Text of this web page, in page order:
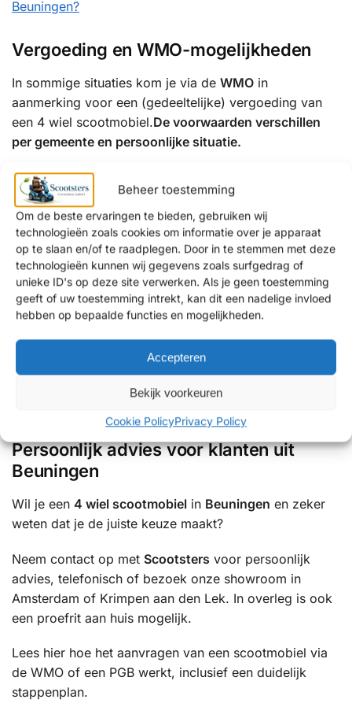
Beheer toestemming
Om de beste ervaringen te bieden, gebruiken wij
technologieën zoals cookies om informatie over je apparaat
op te slaan en/of te raadplegen. Door in te stemmen met deze
technologieën kunnen wij gegevens zoals surfgedrag of
unieke ID's op deze site verwerken. Als je geen toestemming
geeft of uw toestemming intrekt, kan dit een nadelige invloed
hebben op bepaalde functies en mogelijkheden.
Accepteren
Bekijk voorkeuren
Cookie PolicyPrivacy Policy
Beuningen?
Vergoeding en WMO-mogelijkheden
In sommige situaties kom je via de WMO in
aanmerking voor een (gedeeltelijke) vergoeding van
een 4 wiel scootmobiel.De voorwaarden verschillen
per gemeente en persoonlijke situatie.
Wij informeren je graag over:
de mogelijkheden binnen de WMO
een eventuele eigen bijdrage
alternatieven als je aanvraag wordt afgewezen
Waarom kiezen klanten uit Beuningen
voor Scootsters?
✔ Persoonlijk en eerlijk advies
✔ Showrooms met uitgebreide proefritmogelijkheden
✔ Uitgebreide ervaring met mobiliteitsoplossingen
Persoonlijk advies voor klanten uit
Beuningen
Wil je een 4 wiel scootmobiel in Beuningen en zeker
weten dat je de juiste keuze maakt?
Neem contact op met Scootsters voor persoonlijk
advies, telefonisch of bezoek onze showroom in
Amsterdam of Krimpen aan den Lek. In overleg is ook
een proefrit aan huis mogelijk.
Lees hier hoe het aanvragen van een scootmobiel via
de WMO of een PGB werkt, inclusief een duidelijk
stappenplan.